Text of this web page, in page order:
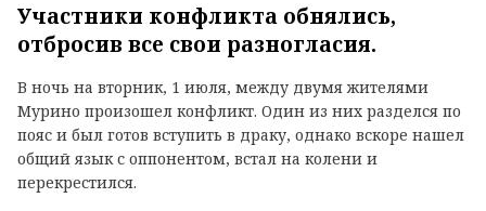
Участники конфликта обнялись,
отбросив все свои разногласия.
В ночь на вторник, 1 июля, между двумя жителями
Мурино произошел конфликт. Один из них разделся по
пояс и был готов вступить в драку, однако вскоре нашел
общий язык с оппонентом, встал на колени и
перекрестился.